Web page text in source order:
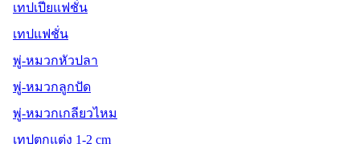
เทปเปียแฟชั่น
เทปแฟชั่น
พู่-หมวกหัวปลา
พู่-หมวกลูกปัด
พู่-หมวกเกลียวไหม
เทปตกแต่ง 1-2 cm